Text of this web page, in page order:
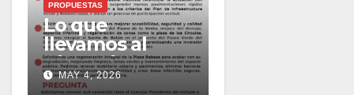
PROPUESTAS
Lo que
llevamos al
Pleno de mayo
2026
MAY 4, 2026